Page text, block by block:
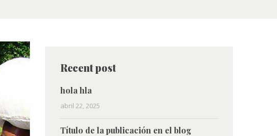
Recent post
hola hla
abril 22, 2025
Título de la publicación en el blog